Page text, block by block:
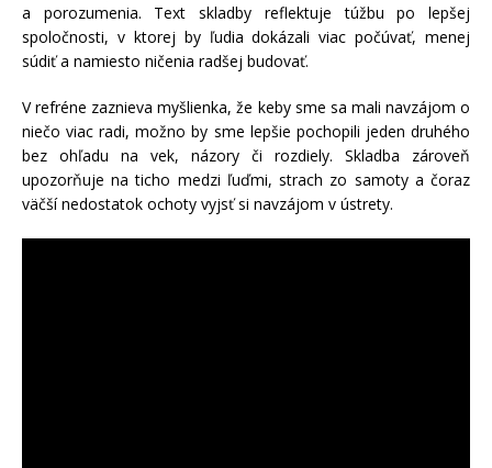
a porozumenia. Text skladby reflektuje túžbu po lepšej
spoločnosti, v ktorej by ľudia dokázali viac počúvať, menej
súdiť a namiesto ničenia radšej budovať.
V refréne zaznieva myšlienka, že keby sme sa mali navzájom o
niečo viac radi, možno by sme lepšie pochopili jeden druhého
bez ohľadu na vek, názory či rozdiely. Skladba zároveň
upozorňuje na ticho medzi ľuďmi, strach zo samoty a čoraz
väčší nedostatok ochoty vyjsť si navzájom v ústrety.